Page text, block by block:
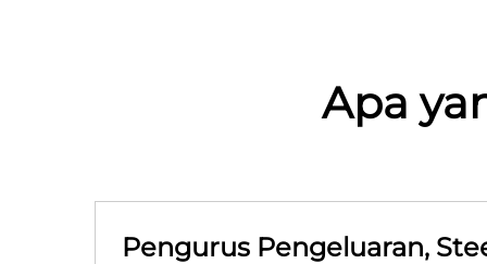
Apa
Pengurus Pengeluaran,